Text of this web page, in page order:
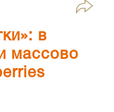
в
массово